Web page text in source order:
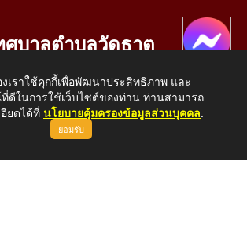
ศบาลตำบลวัดธาตุ
.เมือง จ.หนองคาย 43000
414758 โทรสาร: 042-414759
saraban_05430110@dla.go.th
เราใช้คุกกี้เพื่อพัฒนาประสิทธิภาพ และ
ดีในการใช้เว็บไซต์ของท่าน ท่านสามารถ
ยดได้ที่ นโยบายคุ้มครองข้อมูลส่วนบุคคล.
ยอมรับ